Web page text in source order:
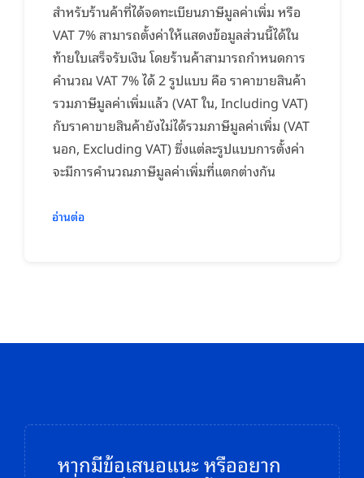
สำหรับร้านค้าที่ได้จดทะเบียนภาษีมูลค่าเพิ่ม หรือ
VAT 7% สามารถตั้งค่าให้แสดงข้อมูลส่วนนี้ได้ใน
ท้ายใบเสร็จรับเงิน โดยร้านค้าสามารถกำหนดการ
คำนวณ VAT 7% ได้ 2 รูปแบบ คือ ราคาขายสินค้า
รวมภาษีมูลค่าเพิ่มแล้ว (VAT ใน, Including VAT)
กับราคาขายสินค้ายังไม่ได้รวมภาษีมูลค่าเพิ่ม (VAT
นอก, Excluding VAT) ซึ่งแต่ละรูปแบบการตั้งค่า
จะมีการคำนวณภาษีมูลค่าเพิ่มที่แตกต่างกัน
อ่านต่อ
หากมีข้อเสนอแนะ หรืออยาก